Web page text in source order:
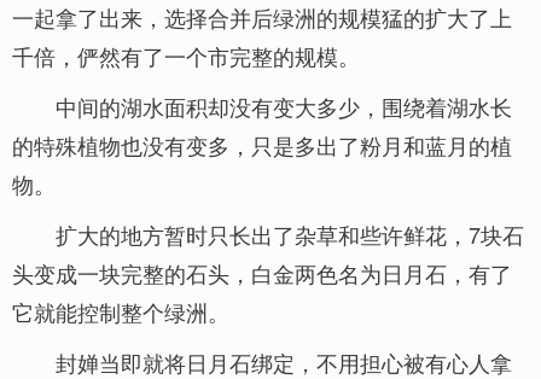
一起拿了出来，选择合并后绿洲的规模猛的扩大了上
千倍，俨然有了一个市完整的规模。
中间的湖水面积却没有变大多少，围绕着湖水长
的特殊植物也没有变多，只是多出了粉月和蓝月的植
物。
扩大的地方暂时只长出了杂草和些许鲜花，7块石
头变成一块完整的石头，白金两色名为日月石，有了
它就能控制整个绿洲。
封婵当即就将日月石绑定，不用担心被有心人拿